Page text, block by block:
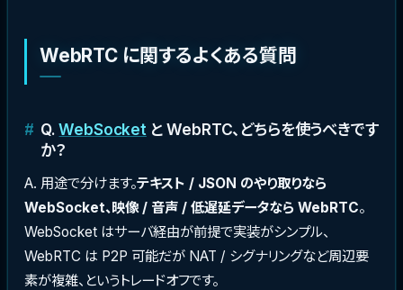
WebRTC に関するよくある質問
Q.WebSocket と WebRTC、どちらを使うべきです
か？
A. 用途で分けます。テキスト / JSON のやり取りなら
WebSocket、映像 / 音声 / 低遅延データなら WebRTC。
WebSocket はサーバ経由が前提で実装がシンプル、
WebRTC は P2P 可能だが NAT / シグナリングなど周辺要
素が複雑、というトレードオフです。